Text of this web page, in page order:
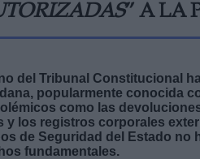
” A LA
del Tribunal Constitucional
popularmente conocida
como las
y los registros corporales
de Seguridad del Estado no
fundamentales.